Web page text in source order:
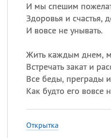
И мы спешим
Здоровья и счастья,
И вовсе не унывать.
Жить каждым днем,
Встречать закат и
Все беды, преграды
Как будто его вовсе
Открытка